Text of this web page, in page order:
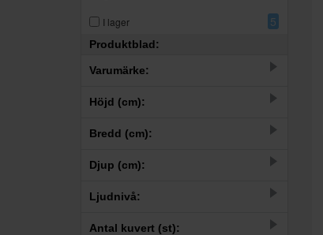
I lager 5
Produktblad:
Varumärke:
SMEG 30
Höjd (cm):
–
Bredd (cm):
–
Djup (cm):
–
Ljudnivå:
–
Antal kuvert (st):